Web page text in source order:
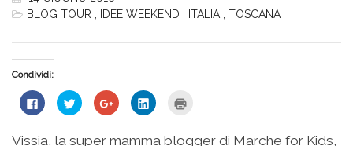
BLOG TOUR
IDEE WEEKEND ITALIA TOSCANA
Condividi:
Fai
clic
su
Fai
clic
condividere
Fai
clic
condividere
Fai
clic
condividerestampare
Vissia, la super mamma blogger di Marche for Kids,